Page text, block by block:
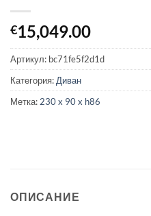
€15,049.00
Артикул: bc71fe5f2d1d
Категория:Диван
Метка:230 x 90 x h86
ОПИСАНИЕ